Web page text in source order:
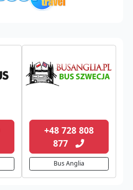
+48 728 808
877
Bus Anglia